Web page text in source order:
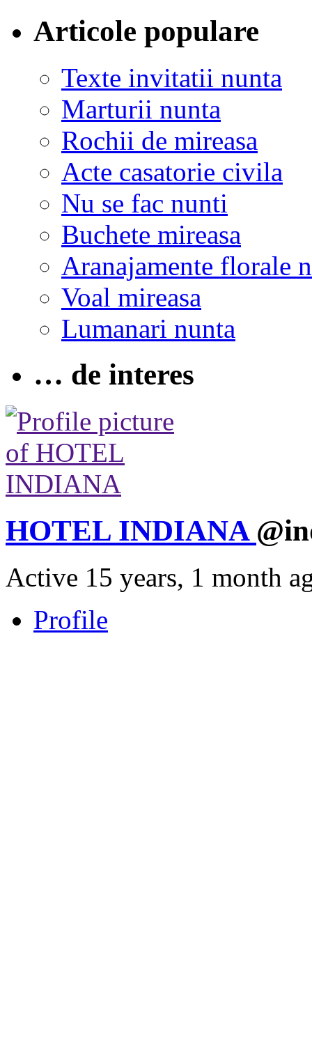
Articole populare
Texte invitatii nunta
Marturii nunta
Rochii de mireasa
Acte casatorie civila
Nu se fac nunti
Buchete mireasa
Aranajamente florale
Voal mireasa
Lumanari nunta
… de interes
HOTEL INDIANA
Active 15 years, 1 month
Profile